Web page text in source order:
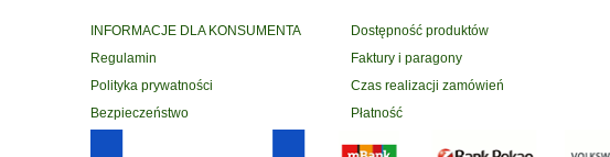
INFORMACJE DLA KONSUMENTA
Regulamin
Polityka prywatności
Bezpieczeństwo
Dostępność produktów
Faktury i paragony
Czas realizacji zamówień
Płatność